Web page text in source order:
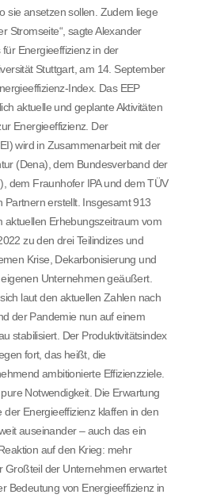
sie ansetzen sollen. Zudem liege
Stromseite“, sagte Alexander
Energieeffizienz in der
Stuttgart, am 14. September
Index. Das EEP
aktuelle und geplante Aktivitäten
Energieeffizienz. Der
wird in Zusammenarbeit mit der
(Dena), dem Bundesverband der
dem Fraunhofer IPA und dem TÜV
Partnern erstellt. Insgesamt 913
aktuellen Erhebungszeitraum vom
zu den drei Teilindizes und
Krise, Dekarbonisierung und
Unternehmen geäußert.
laut den aktuellen Zahlen nach
der Pandemie nun auf einem
stabilisiert. Der Produktivitätsindex
fort, das heißt, die
ambitionierte Effizienzziele.
Notwendigkeit. Die Erwartung
der Energieeffizienz klaffen in den
auseinander – auch das ein
auf den Krieg: mehr
Großteil der Unternehmen erwartet
Bedeutung von Energieeffizienz in